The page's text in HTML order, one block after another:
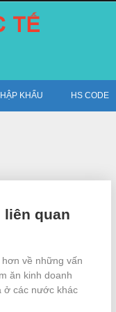
KHẨU HS CODE
liên quan
về những vấn
ăn kinh doanh
ở các nước khác